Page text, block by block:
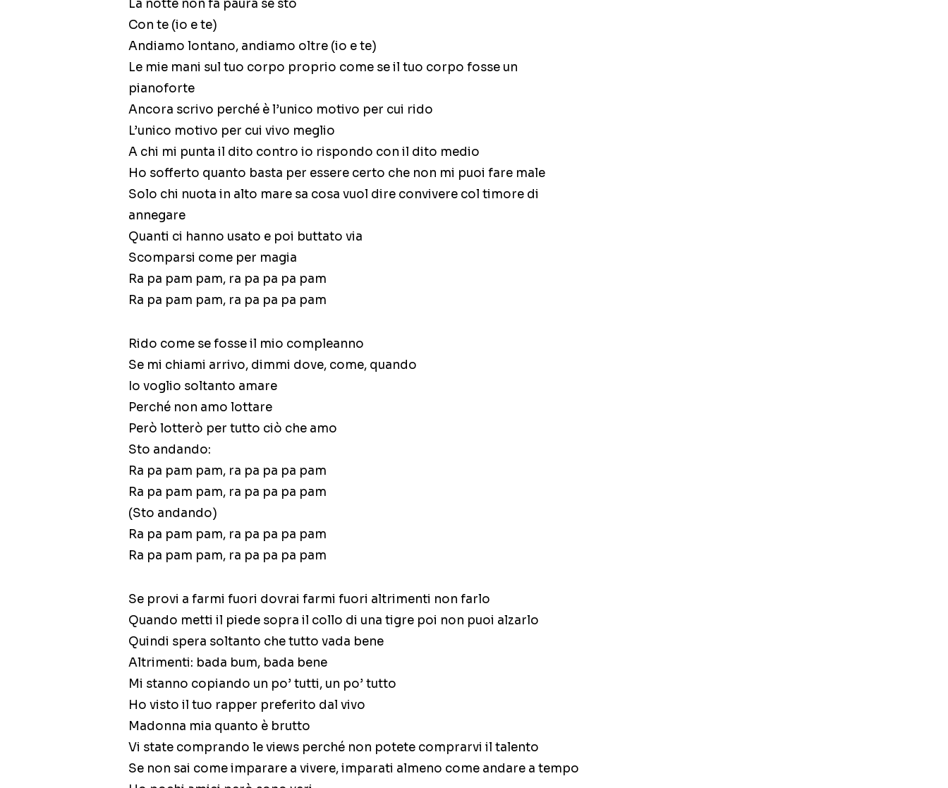
La notte non fa paura se sto
Con te (io e te)
Andiamo lontano, andiamo oltre (io e te)
Le mie mani sul tuo corpo proprio come se il tuo corpo fosse un
pianoforte
Ancora scrivo perché è l’unico motivo per cui rido
L’unico motivo per cui vivo meglio
A chi mi punta il dito contro io rispondo con il dito medio
Ho sofferto quanto basta per essere certo che non mi puoi fare male
Solo chi nuota in alto mare sa cosa vuol dire convivere col timore di
annegare
Quanti ci hanno usato e poi buttato via
Scomparsi come per magia
Ra pa pam pam, ra pa pa pa pam
Ra pa pam pam, ra pa pa pa pam
Rido come se fosse il mio compleanno
Se mi chiami arrivo, dimmi dove, come, quando
Io voglio soltanto amare
Perché non amo lottare
Però lotterò per tutto ciò che amo
Sto andando:
Ra pa pam pam, ra pa pa pa pam
Ra pa pam pam, ra pa pa pa pam
(Sto andando)
Ra pa pam pam, ra pa pa pa pam
Ra pa pam pam, ra pa pa pa pam
Se provi a farmi fuori dovrai farmi fuori altrimenti non farlo
Quando metti il piede sopra il collo di una tigre poi non puoi alzarlo
Quindi spera soltanto che tutto vada bene
Altrimenti: bada bum, bada bene
Mi stanno copiando un po’ tutti, un po’ tutto
Ho visto il tuo rapper preferito dal vivo
Madonna mia quanto è brutto
Vi state comprando le views perché non potete comprarvi il talento
Se non sai come imparare a vivere, imparati almeno come andare a tempo